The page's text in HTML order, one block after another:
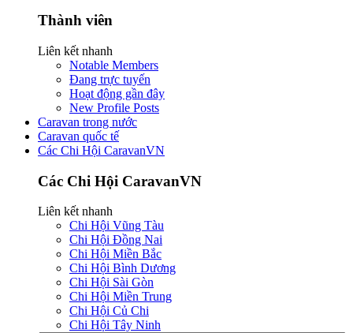
Thành viên
Liên kết nhanh
Notable Members
Đang trực tuyến
Hoạt động gần đây
New Profile Posts
Caravan trong nước
Caravan quốc tế
Các Chi Hội CaravanVN
Các Chi Hội CaravanVN
Liên kết nhanh
Chi Hội Vũng Tàu
Chi Hội Đồng Nai
Chi Hội Miền Bắc
Chi Hội Bình Dương
Chi Hội Sài Gòn
Chi Hội Miền Trung
Chi Hội Củ Chi
Chi Hội Tây Ninh